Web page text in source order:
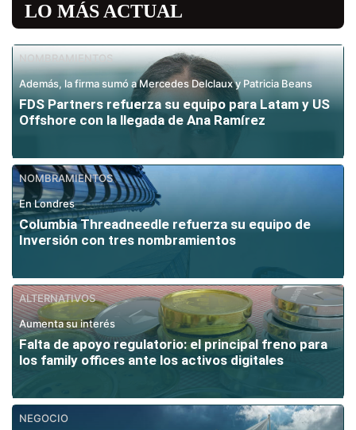
LO MÁS ACTUAL
NOMBRAMIENTOS
Además, la firma sumó a Mercedes Delclaux y Patricia Beans
FDS Partners refuerza su equipo para Latam y US
Offshore con la llegada de Ana Ramírez
NOMBRAMIENTOS
En Londres
Columbia Threadneedle refuerza su equipo de
Inversión con tres nombramientos
ALTERNATIVOS
Aumenta su interés
Falta de apoyo regulatorio: el principal freno para
los family offices ante los activos digitales
NEGOCIO